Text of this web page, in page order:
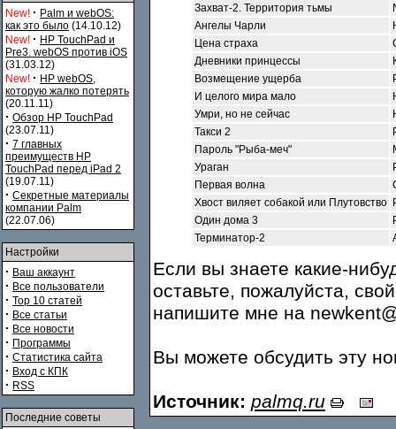
New! · Palm и webOS:
как это было (14.10.12)
New! · HP TouchPad и
Pre3. webOS против iOS
(31.03.12)
New! · HP webOS,
которую жалко потерять
(20.11.11)
· Обзор HP TouchPad
(23.07.11)
· 7 главных
преимуществ HP
TouchPad перед iPad 2
(19.07.11)
· Секретные материалы
компании Palm
(22.07.06)
Настройки
· Ваш аккаунт
· Все пользователи
· Top 10 статей
· Все статьи
· Все новости
· Программы
· Статистика сайта
· Вход с КПК
· RSS
Последние советы
Захват-2. Территория тьмы
Ангелы Чарли
Цена страха
Дневники принцессы
Возмещение ущерба
И целого мира мало
Умри, но не сейчас
Такси 2
Пароль "Рыба-меч"
Ураган
Первая волна
Хвост виляет собакой или Плутовство
Один дома 3
Терминатор-2
Если вы знаете какие-
оставьте, пожалуйста,
напишите мне на
Вы можете обсудить эту
Источник: palmq.ru